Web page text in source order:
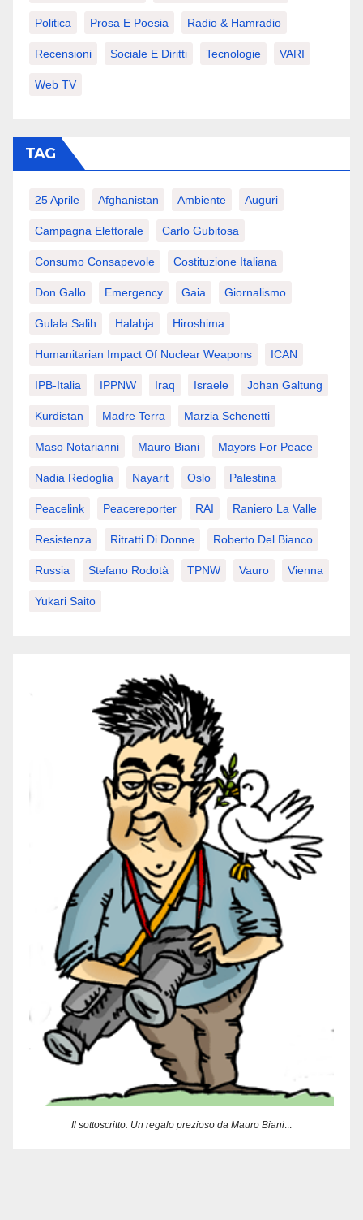
Politica Prosa E Poesia Radio & Hamradio
Recensioni Sociale E Diritti Tecnologie VARI
Web TV
TAG
25 Aprile Afghanistan Ambiente Auguri
Campagna Elettorale Carlo Gubitosa
Consumo Consapevole Costituzione Italiana
Don Gallo Emergency Gaia Giornalismo
Gulala Salih Halabja Hiroshima
Humanitarian Impact Of Nuclear Weapons ICAN
IPB-Italia IPPNW Iraq Israele Johan Galtung
Kurdistan Madre Terra Marzia Schenetti
Maso Notarianni Mauro Biani Mayors For Peace
Nadia Redoglia Nayarit Oslo Palestina
Peacelink Peacereporter RAI Raniero La Valle
Resistenza Ritratti Di Donne Roberto Del Bianco
Russia Stefano Rodotà TPNW Vauro Vienna
Yukari Saito
Il sottoscritto. Un regalo prezioso da Mauro Biani